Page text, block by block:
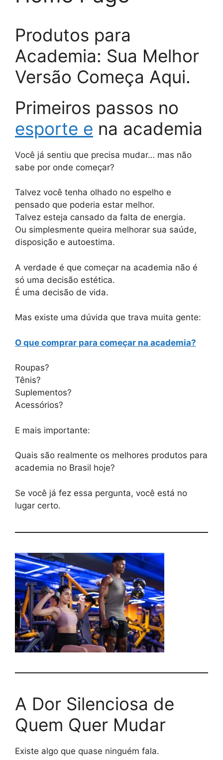
Produtos para
Academia: Sua Melhor
Versão Começa Aqui.
Primeiros passos no
esporte e na academia
Você já sentiu que precisa mudar… mas não
sabe por onde começar?
Talvez você tenha olhado no espelho e
pensado que poderia estar melhor.
Talvez esteja cansado da falta de energia.
Ou simplesmente queira melhorar sua saúde,
disposição e autoestima.
A verdade é que começar na academia não é
só uma decisão estética.
É uma decisão de vida.
Mas existe uma dúvida que trava muita gente:
O que comprar para começar na academia?
Roupas?
Tênis?
Suplementos?
Acessórios?
E mais importante:
Quais são realmente os melhores produtos para
academia no Brasil hoje?
Se você já fez essa pergunta, você está no
lugar certo.
A Dor Silenciosa de
Quem Quer Mudar
Existe algo que quase ninguém fala.